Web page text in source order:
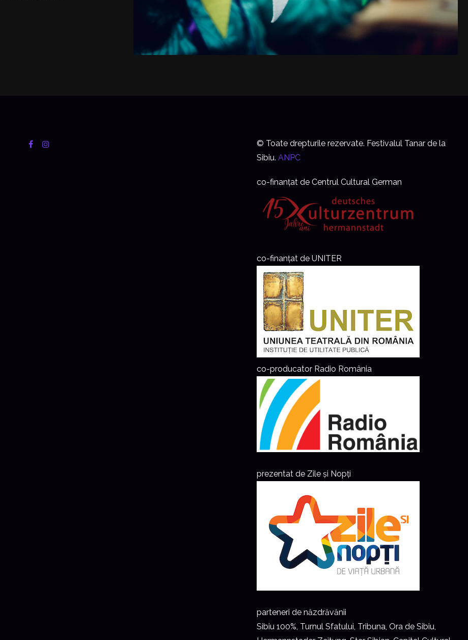
© Toate drepturile rezervate. Festivalul Tanar de la
Sibiu.ANPC
co-finanțat de Centrul Cultural German
co-finanțat de UNITER
co-producator Radio România
prezentat de Zile și Nopți
parteneri de năzdrăvănii
Sibiu 100%, Turnul Sfatului, Tribuna, Ora de Sibiu,